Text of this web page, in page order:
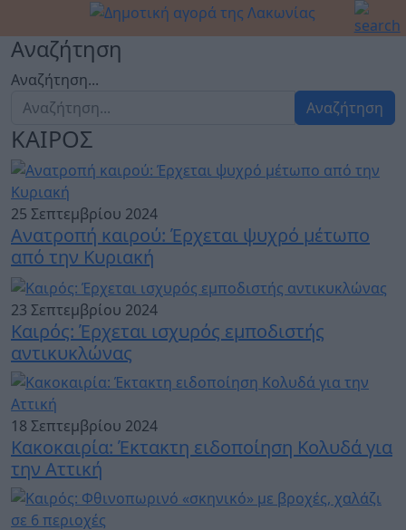
Αναζήτηση
Αναζήτηση...
Αναζήτηση
ΚΑΙΡΟΣ
25 Σεπτεμβρίου 2024
Ανατροπή καιρού: Έρχεται ψυχρό μέτωπο
από την Κυριακή
23 Σεπτεμβρίου 2024
Καιρός: Έρχεται ισχυρός εμποδιστής
αντικυκλώνας
18 Σεπτεμβρίου 2024
Κακοκαιρία: Έκτακτη ειδοποίηση Κολυδά για
την Αττική